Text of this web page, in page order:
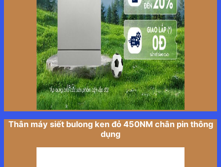
Thân máy siết bulong ken đỏ 450NM chân pin thông
dụng